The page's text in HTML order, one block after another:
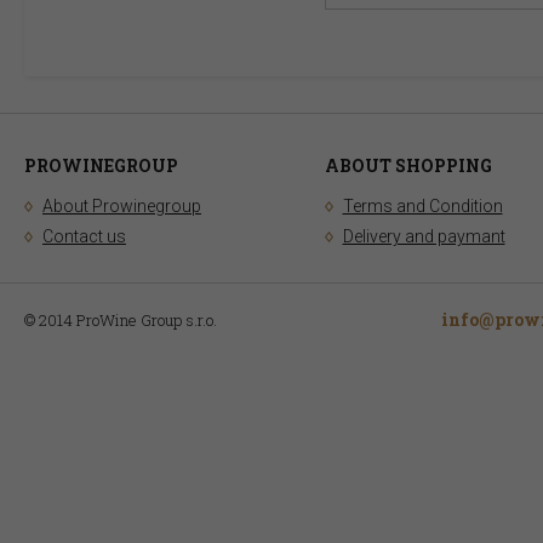
PROWINEGROUP
About Prowinegroup
Contact us
ABOUT SHOPPING
Terms and Condition
Delivery and paymant
© 2014 ProWine Group s.r.o.